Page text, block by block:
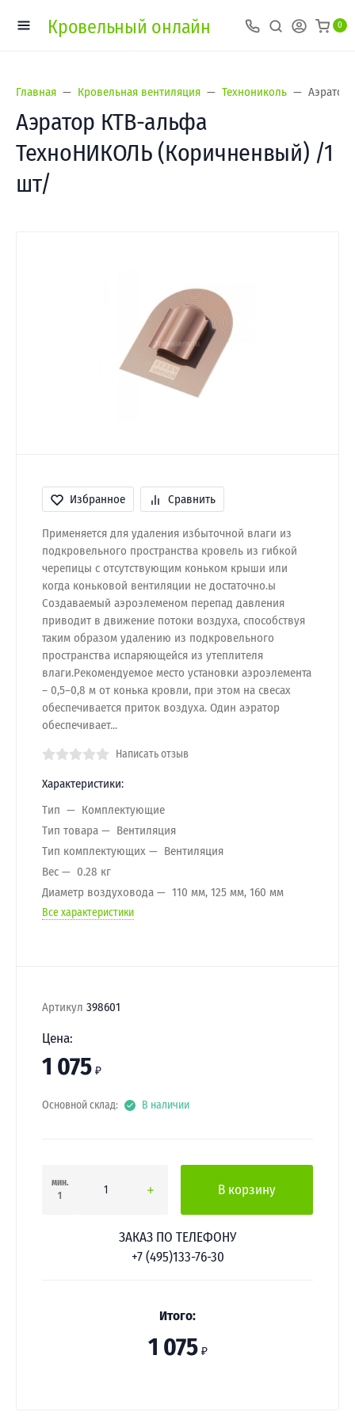
Кровельный онлайн 0
Главная Кровельная вентиляция Технониколь
Аэратор КТВ-альфа
ТехноНИКОЛЬ (Коричненвый) /1
шт/
Избранное Сравнить
Применяется для удаления избыточной влаги из
подкровельного пространства кровель из гибкой
черепицы с отсутствующим коньком крыши или
когда коньковой вентиляции не достаточно.ы
Создаваемый аэроэлеменом перепад давления
приводит в движение потоки воздуха, способствуя
таким образом удалению из подкровельного
пространства испаряющейся из утеплителя
влаги.Рекомендуемое место установки аэроэлемента
– 0,5–0,8 м от конька кровли, при этом на свесах
обеспечивается приток воздуха. Один аэратор
обеспечивает...
Написать отзыв
Характеристики:
Тип
Комплектующие
Тип товара
Вентиляция
Тип комплектующих
Вентиляция
Вес
0.28 кг
Диаметр воздуховода
110 мм, 125 мм, 160 мм
Все характеристики
Артикул 398601
Цена:
1 075 ₽
Основной склад: В наличии
мин.
1
В корзину
ЗАКАЗ ПО ТЕЛЕФОНУ
+7 (495)133-76-30
Итого:
1 075 ₽